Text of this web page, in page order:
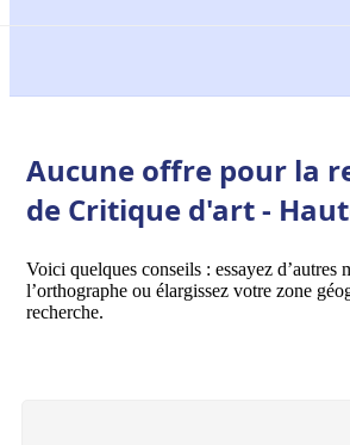
Aucune offre pour la
de Critique d'art -
Voici quelques conseils : essayez d’autres
l’orthographe ou élargissez votre zone
recherche.